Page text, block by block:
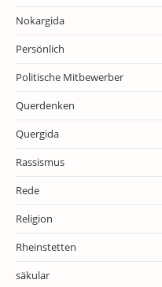
Nokargida
Persönlich
Politische Mitbewerber
Querdenken
Quergida
Rassismus
Rede
Religion
Rheinstetten
säkular